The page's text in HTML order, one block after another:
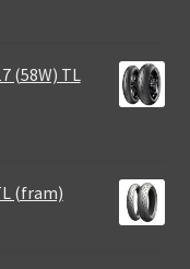
(58W) TL
(fram)